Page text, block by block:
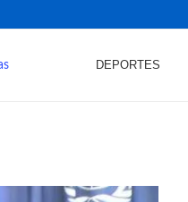
DEPORTES